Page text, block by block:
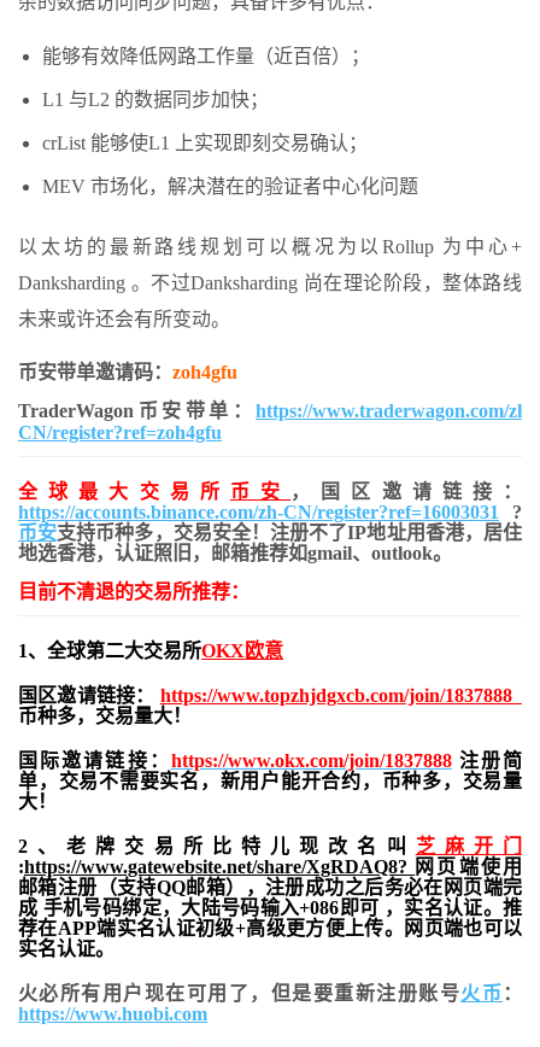
能够有效降低网路工作量（近百倍）；
L1 与L2 的数据同步加快；
crList 能够使L1 上实现即刻交易确认；
MEV 市场化，解决潜在的验证者中心化问题
以太坊的最新路线规划可以概况为以Rollup 为中心+
Danksharding 。不过Danksharding 尚在理论阶段，整体路线
未来或许还会有所变动。
币安带单邀请码： zoh4gfu
TraderWagon币安带单： https://www.traderwagon.com/zh-
CN/register?ref=zoh4gfu
全球最大交易所 币安
，国区邀请链接：
https://accounts.binance.com/zh-CN/register?ref=16003031
?
币安支持币种多，交易安全！注册不了IP地址用香港，居住
地选香港，认证照旧， 邮箱推荐如gmail、outlook。
目前不清退的交易所推荐：
1、全球第二大交易所OKX欧意
国区邀请链接： https://www.topzhjdgxcb.com/join/1837888
币种多，交易量大！
国际邀请链接： https://www.okx.com/join/1837888注册简
单，交易不需要实名，新用户能开合约， 币种多，交易量
大！
2、老牌交易所比特儿现改名叫 芝麻开门
:https://www.gatewebsite.net/share/XgRDAQ8? 网页端使用
邮箱注册（支持QQ邮箱），注册成功之后务必在网页端完
成 手机号码绑定，大陆号码输入+086即可 ，实名认证。推
荐在APP端实名认证初级+高级更方便上传。网页端也可以
实名认证。
火必所有用户现在可用了，但是要重新注册账号火币 ：
https://www.huobi.com